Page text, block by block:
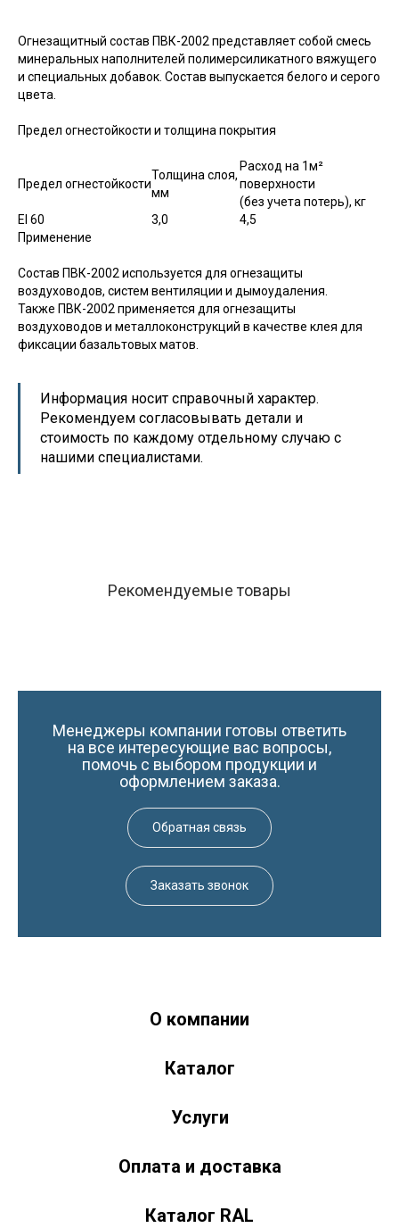
Огнезащитный состав ПВК-2002 представляет собой смесь
минеральных наполнителей полимерсиликатного вяжущего
и специальных добавок. Состав выпускается белого и серого
цвета.
Предел огнестойкости и толщина покрытия
Предел огнестойкости
Толщина слоя,
мм
Расход на 1м²
поверхности
(без учета потерь), кг
EI 60
3,0
4,5
Применение
Состав ПВК-2002 используется для огнезащиты
воздуховодов, систем вентиляции и дымоудаления.
Также ПВК-2002 применяется для огнезащиты
воздуховодов и металлоконструкций в качестве клея для
фиксации базальтовых матов.
Информация носит справочный характер.
Рекомендуем согласовывать детали и
стоимость по каждому отдельному случаю с
нашими специалистами.
Рекомендуемые товары
Менеджеры компании готовы ответить
на все интересующие вас вопросы,
помочь с выбором продукции и
оформлением заказа.
Обратная связь
Заказать звонок
О компании
Каталог
Услуги
Оплата и доставка
Каталог RAL